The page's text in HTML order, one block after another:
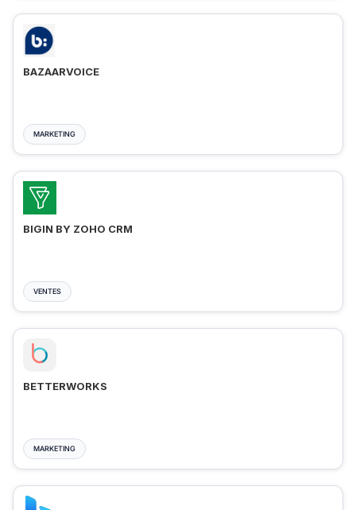
BAZAARVOICE
MARKETING
BIGIN BY ZOHO CRM
VENTES
BETTERWORKS
MARKETING